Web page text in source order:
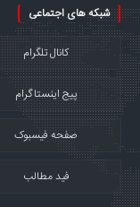
شبکه های اجتماعی
کانال تلگرام
پیج اینستاگرام
صفحه فیسبوک
فید مطالب